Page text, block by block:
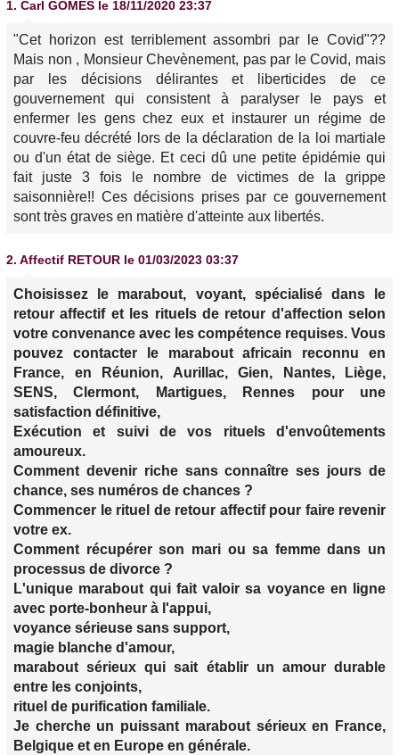
1. Carl GOMES le 18/11/2020 23:37
"Cet horizon est terriblement assombri par le Covid"??
Mais non , Monsieur Chevènement, pas par le Covid, mais
par les décisions délirantes et liberticides de ce
gouvernement qui consistent à paralyser le pays et
enfermer les gens chez eux et instaurer un régime de
couvre-feu décrété lors de la déclaration de la loi martiale
ou d'un état de siège. Et ceci dû une petite épidémie qui
fait juste 3 fois le nombre de victimes de la grippe
saisonnière!! Ces décisions prises par ce gouvernement
sont très graves en matière d'atteinte aux libertés.
2. Affectif RETOUR le 01/03/2023 03:37
Choisissez le marabout, voyant, spécialisé dans le
retour affectif et les rituels de retour d'affection selon
votre convenance avec les compétence requises. Vous
pouvez contacter le marabout africain reconnu en
France, en Réunion, Aurillac, Gien, Nantes, Liège,
SENS, Clermont, Martigues, Rennes pour une
satisfaction définitive,
Exécution et suivi de vos rituels d'envoûtements
amoureux.
Comment devenir riche sans connaître ses jours de
chance, ses numéros de chances ?
Commencer le rituel de retour affectif pour faire revenir
votre ex.
Comment récupérer son mari ou sa femme dans un
processus de divorce ?
L'unique marabout qui fait valoir sa voyance en ligne
avec porte-bonheur à l'appui,
voyance sérieuse sans support,
magie blanche d'amour,
marabout sérieux qui sait établir un amour durable
entre les conjoints,
rituel de purification familiale.
Je cherche un puissant marabout sérieux en France,
Belgique et en Europe en générale.